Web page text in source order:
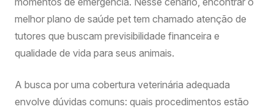
melhor plano de saúde pet tem chamado atenção de
tutores que buscam previsibilidade financeira e
qualidade de vida para seus animais.
A busca por uma cobertura veterinária adequada
envolve dúvidas comuns: quais procedimentos estão